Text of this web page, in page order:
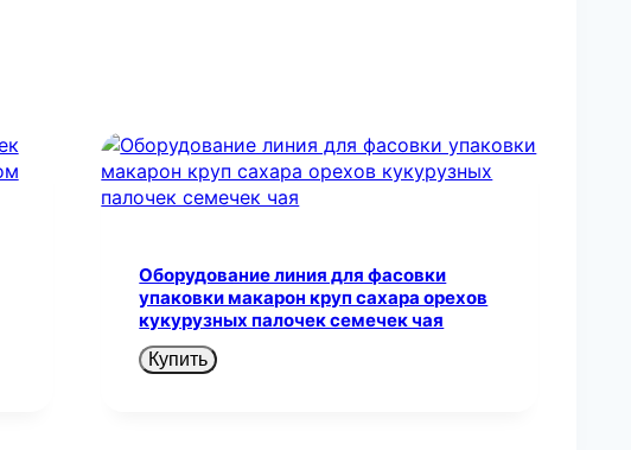
Оборудование линия для фасовки
упаковки макарон круп сахара орехов
кукурузных палочек семечек чая
Купить